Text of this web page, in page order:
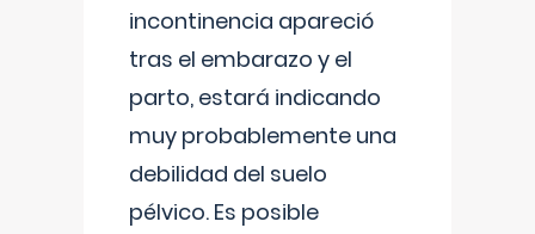
incontinencia apareció
tras el embarazo y el
parto, estará indicando
muy probablemente una
debilidad del suelo
pélvico. Es posible